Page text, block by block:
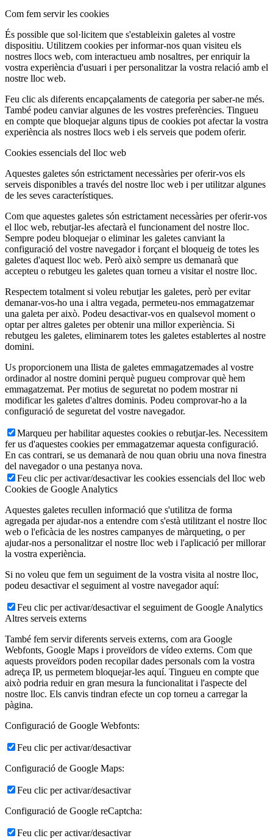
Com fem servir les cookies
És possible que sol·licitem que s'estableixin galetes al vostre
dispositiu. Utilitzem cookies per informar-nos quan visiteu els
nostres llocs web, com interactueu amb nosaltres, per enriquir la
vostra experiència d'usuari i per personalitzar la vostra relació amb el
nostre lloc web.
Feu clic als diferents encapçalaments de categoria per saber-ne més.
També podeu canviar algunes de les vostres preferències. Tingueu
en compte que bloquejar alguns tipus de cookies pot afectar la vostra
experiència als nostres llocs web i els serveis que podem oferir.
Cookies essencials del lloc web
Aquestes galetes són estrictament necessàries per oferir-vos els
serveis disponibles a través del nostre lloc web i per utilitzar algunes
de les seves característiques.
Com que aquestes galetes són estrictament necessàries per oferir-vos
el lloc web, rebutjar-les afectarà el funcionament del nostre lloc.
Sempre podeu bloquejar o eliminar les galetes canviant la
configuració del vostre navegador i forçant el bloqueig de totes les
galetes d'aquest lloc web. Però això sempre us demanarà que
accepteu o rebutgeu les galetes quan torneu a visitar el nostre lloc.
Respectem totalment si voleu rebutjar les galetes, però per evitar
demanar-vos-ho una i altra vegada, permeteu-nos emmagatzemar
una galeta per això. Podeu desactivar-vos en qualsevol moment o
optar per altres galetes per obtenir una millor experiència. Si
rebutgeu les galetes, eliminarem totes les galetes establertes al nostre
domini.
Us proporcionem una llista de galetes emmagatzemades al vostre
ordinador al nostre domini perquè pugueu comprovar què hem
emmagatzemat. Per motius de seguretat no podem mostrar ni
modificar les galetes d'altres dominis. Podeu comprovar-ho a la
configuració de seguretat del vostre navegador.
Marqueu per habilitar aquestes cookies o rebutjar-les. Necessitem
fer us d'aquestes cookies per emmagatzemar aquesta configuració.
En cas contrari, se us demanarà de nou quan obriu una nova finestra
del navegador o una pestanya nova.
Feu clic per activar/desactivar les cookies essencials del lloc web
Cookies de Google Analytics
Aquestes galetes recullen informació que s'utilitza de forma
agregada per ajudar-nos a entendre com s'està utilitzant el nostre lloc
web o l'eficàcia de les nostres campanyes de màrqueting, o per
ajudar-nos a personalitzar el nostre lloc web i l'aplicació per millorar
la vostra experiència.
Si no voleu que fem un seguiment de la vostra visita al nostre lloc,
podeu desactivar el seguiment al vostre navegador aquí:
Feu clic per activar/desactivar el seguiment de Google Analytics
Altres serveis externs
També fem servir diferents serveis externs, com ara Google
Webfonts, Google Maps i proveïdors de vídeo externs. Com que
aquests proveïdors poden recopilar dades personals com la vostra
adreça IP, us permetem bloquejar-les aquí. Tingueu en compte que
això podria reduir en gran mesura la funcionalitat i l'aspecte del
nostre lloc. Els canvis tindran efecte un cop torneu a carregar la
pàgina.
Configuració de Google Webfonts:
Feu clic per activar/desactivar
Configuració de Google Maps:
Feu clic per activar/desactivar
Configuració de Google reCaptcha:
Feu clic per activar/desactivar